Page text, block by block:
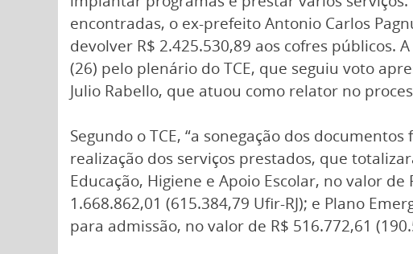
encontradas, o ex-prefeito Antonio Carlos
devolver R$ 2.425.530,89 aos cofres públicos.
(26) pelo plenário do TCE, que seguiu voto
Julio Rabello, que atuou como relator no
Segundo o TCE, “a sonegação dos
realização dos serviços prestados, que
Educação, Higiene e Apoio Escolar, no valor
1.668.862,01 (615.384,79 Ufir-RJ); e Plano
para admissão, no valor de R$ 516.772,61